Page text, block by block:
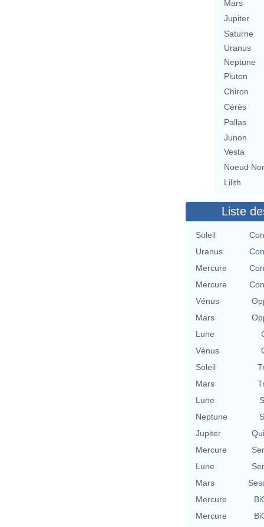
Mars
Jupiter
Saturne
Uranus
Neptune
Pluton
Chiron
Cérès
Pallas
Junon
Vesta
Noeud
Lilith
Liste
Soleil
Uranus
Mercure
Mercure
Vénus
Mars
Lune
Vénus
Soleil
Mars
Lune
Neptune
Jupiter
Mercure
Lune
Mars
Mercure
Mercure